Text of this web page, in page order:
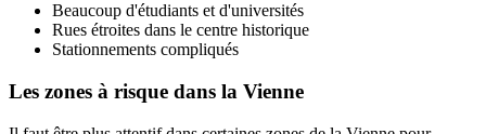
Beaucoup d'étudiants et d'universités
Rues étroites dans le centre historique
Stationnements compliqués
Les zones à risque dans la Vienne